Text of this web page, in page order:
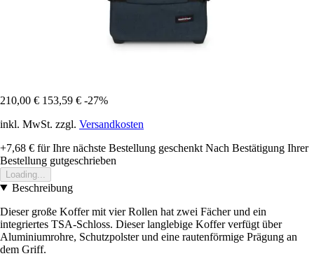
210,00 € 153,59 € -27%
inkl. MwSt. zzgl. Versandkosten
+7,68 € für Ihre nächste Bestellung geschenkt Nach Bestätigung Ihrer
Bestellung gutgeschrieben
Loading...
Beschreibung
Dieser große Koffer mit vier Rollen hat zwei Fächer und ein
integriertes TSA-Schloss. Dieser langlebige Koffer verfügt über
Aluminiumrohre, Schutzpolster und eine rautenförmige Prägung an
dem Griff.